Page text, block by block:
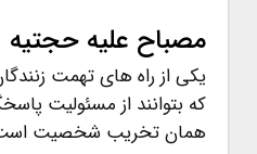
مصباح علیه حجتیه
یکی از راه های تهمت
که بتوانند از مسئولیت
همان تخریب شخصیت است